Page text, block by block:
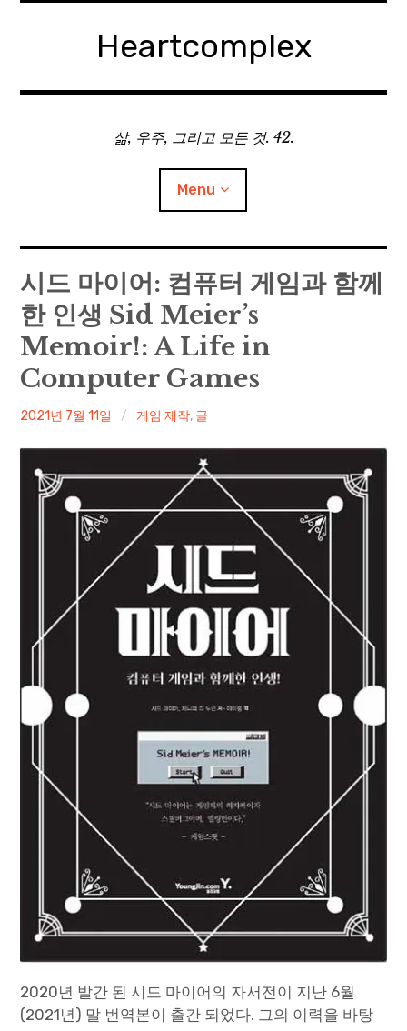
Heartcomplex
삶, 우주, 그리고 모든 것. 42.
Menu
홈
Private Military Manager: Tactical Auto Battler
Plebby Quest: The Crusades
Paper Star Fighters
Homemade Studio
Blender Training
시드 마이어: 컴퓨터 게임과 함께
한 인생 Sid Meier’s
Memoir!: A Life in
Computer Games
irene
2021년 7월 11일 게임 제작, 글
2020년 발간 된 시드 마이어의 자서전이 지난 6월
(2021년) 말 번역본이 출간 되었다. 그의 이력을 바탕